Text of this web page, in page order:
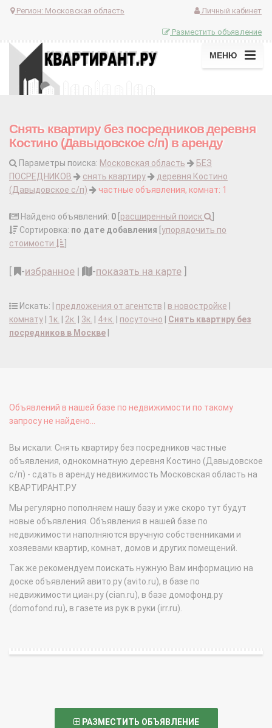
Регион: Московская область Личный кабинет
Разместить объявление
МЕНЮ
Снять квартиру без посредников деревня
Костино (Давыдовское с/п) в аренду
Параметры поиска: Московская область
БЕЗ
ПОСРЕДНИКОВ
снять квартиру
деревня Костино
(Давыдовское с/п)
частные объявления, комнат: 1
Найдено объявлений: 0 расширенный поиск
Сортировка: по дате добавления упорядочить по
стоимости
-избранное | -показать на карте
Искать: | предложения от агентств в новостройке
комнату
1к. 2к. 3к. 4+к. посуточно
Снять квартиру без
посредников в Москве
Объявлений в нашей базе по недвижимости по такому
запросу не найдено...
Вы искали: Снять квартиру без посредников частные
объявления, однокомнатную деревня Костино (Давыдовское
с/п) - сдать в аренду недвижимость Московская область на
КВАРТИРАНТ.РУ
Мы регулярно пополняем нашу базу и уже скоро тут будут
новые объявления. Объявления в нашей базе по
недвижимости наполняются вручную собственниками и
хозяевами квартир, комнат, домов и других помещений.
Так же рекомендуем поискать нужную Вам информацию на
доске объявлений авито.ру (avito.ru), в базе по
недвижимости циан.ру (cian.ru), в базе домофонд.ру
(domofond.ru), в газете из рук в руки (irr.ru).
РАЗМЕСТИТЬ ОБЪЯВЛЕНИЕ